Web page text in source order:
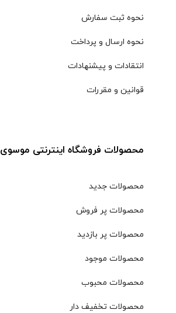
نحوه ثبت سفارش
نحوه ارسال و پرداخت
انتقادات و پیشنهادات
قوانین و مقررات
محصولات فروشگاه اینترنتی موسوی
محصولات جدید
محصولات پر فروش
محصولات پر بازدید
محصولات موجود
محصولات محبوب
محصولات تخفیف دار